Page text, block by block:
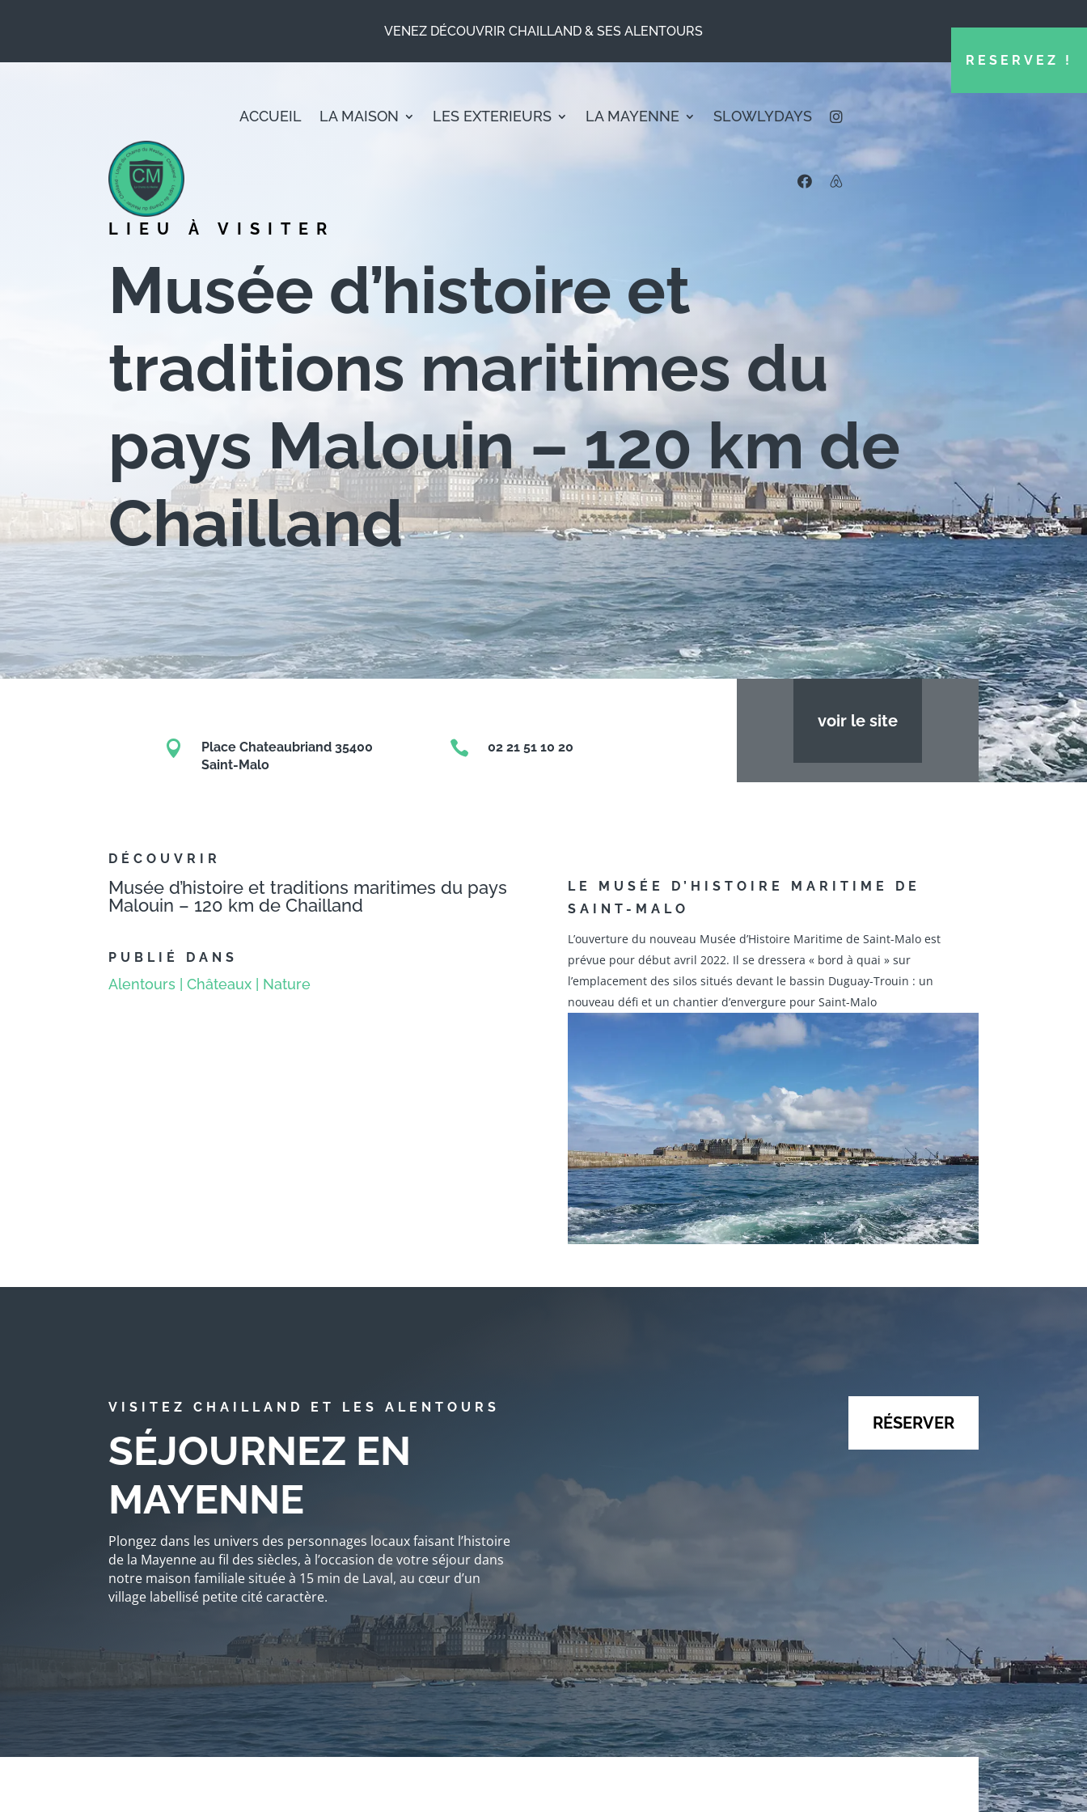
VENEZ DÉCOUVRIR CHAILLAND & SES ALENTOURS
ACCUEIL LA MAISON LES EXTERIEURS LA MAYENNE SLOWLYDAYS
RESERVEZ !
LIEU À VISITER
Musée d’histoire et
traditions maritimes du
pays Malouin – 120 km de
Chailland

Place Chateaubriand 35400
Saint-Malo
 02 21 51 10 20
voir le site
DÉCOUVRIR
Musée d’histoire et traditions maritimes du pays
Malouin – 120 km de Chailland
PUBLIÉ DANS
Alentours |Châteaux | Nature
LE MUSÉE D’HISTOIRE MARITIME DE
SAINT-MALO
L’ouverture du nouveau Musée d’Histoire Maritime de Saint-Malo est
prévue pour début avril 2022. Il se dressera « bord à quai » sur
l’emplacement des silos situés devant le bassin Duguay-Trouin : un
nouveau défi et un chantier d’envergure pour Saint-Malo
VISITEZ CHAILLAND ET LES ALENTOURS
SÉJOURNEZ EN
MAYENNE
Plongez dans les univers des personnages locaux faisant l’histoire
de la Mayenne au fil des siècles, à l’occasion de votre séjour dans
notre maison familiale située à 15 min de Laval, au cœur d’un
village labellisé petite cité caractère.
RÉSERVER